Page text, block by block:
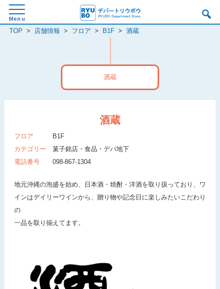
TOP > 店舗情報 > フロア > B1F >酒蔵
酒蔵
酒蔵
フロア
B1F
カテゴリー
菓子銘店・食品・デパ地下
電話番号
098-867-1304
地元沖縄の泡盛を始め、日本酒・焼酎・洋酒を取り扱っており、ワ
インはデイリーワインから、贈り物や記念日に楽しみたいこだわり
の
一品を取り揃えてます。